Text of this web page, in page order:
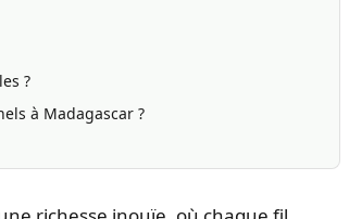
?
à Madagascar ?